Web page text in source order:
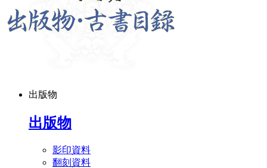
出版物
出版物
影印資料
翻刻資料